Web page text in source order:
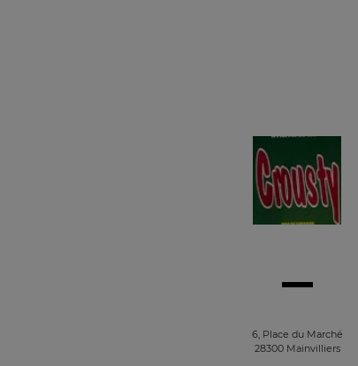
6, Place du Marché
28300 Mainvilliers